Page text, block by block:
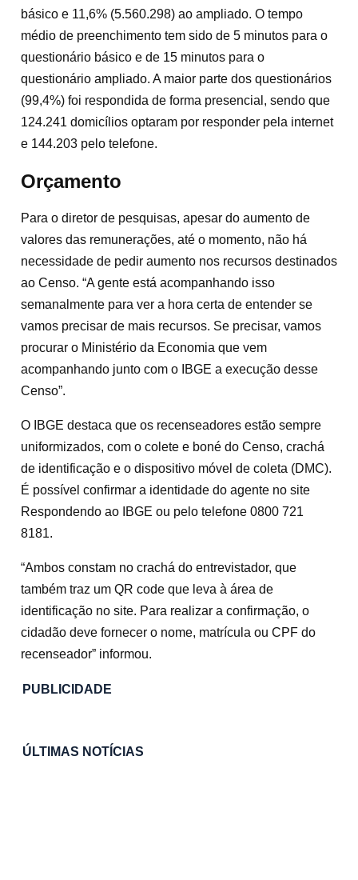
básico e 11,6% (5.560.298) ao ampliado. O tempo
médio de preenchimento tem sido de 5 minutos para o
questionário básico e de 15 minutos para o
questionário ampliado. A maior parte dos questionários
(99,4%) foi respondida de forma presencial, sendo que
124.241 domicílios optaram por responder pela internet
e 144.203 pelo telefone.
Orçamento
Para o diretor de pesquisas, apesar do aumento de
valores das remunerações, até o momento, não há
necessidade de pedir aumento nos recursos destinados
ao Censo. “A gente está acompanhando isso
semanalmente para ver a hora certa de entender se
vamos precisar de mais recursos. Se precisar, vamos
procurar o Ministério da Economia que vem
acompanhando junto com o IBGE a execução desse
Censo”.
O IBGE destaca que os recenseadores estão sempre
uniformizados, com o colete e boné do Censo, crachá
de identificação e o dispositivo móvel de coleta (DMC).
É possível confirmar a identidade do agente no site
Respondendo ao IBGE ou pelo telefone 0800 721
8181.
“Ambos constam no crachá do entrevistador, que
também traz um QR code que leva à área de
identificação no site. Para realizar a confirmação, o
cidadão deve fornecer o nome, matrícula ou CPF do
recenseador” informou.
PUBLICIDADE
ÚLTIMAS NOTÍCIAS